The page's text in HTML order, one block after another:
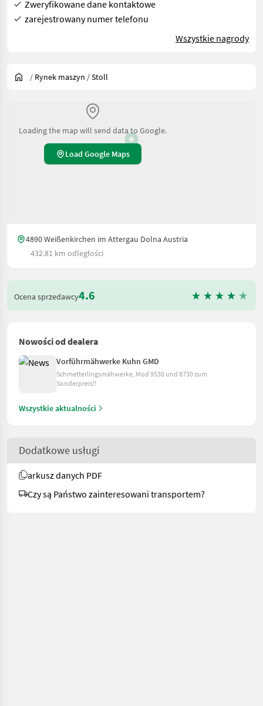
Zweryfikowane dane kontaktowe
zarejestrowany numer telefonu
Wszystkie nagrody
/ Rynek maszyn /Stoll
Loading the map will send data to Google.
Load Google Maps
4890 Weißenkirchen im Attergau Dolna Austria
432.81 km odległości
Ocena sprzedawcy4.6
Nowości od dealera
Vorführmähwerke Kuhn GMD
Schmetterlingsmähwerke, Mod 9530 und 8730 zum
Sonderpreis!!
Wszystkie aktualności
Dodatkowe usługi
arkusz danych PDF
Czy są Państwo zainteresowani transportem?